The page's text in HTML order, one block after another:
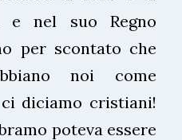
e nel suo Regno
per scontato che
noi come
diciamo cristiani!
poteva essere